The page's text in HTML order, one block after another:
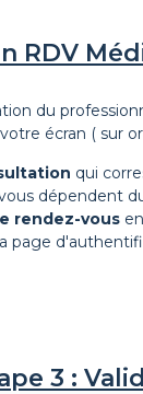
RDV
du
écran ( sur
qui
dépendent
rendez-vousen
page
3 :